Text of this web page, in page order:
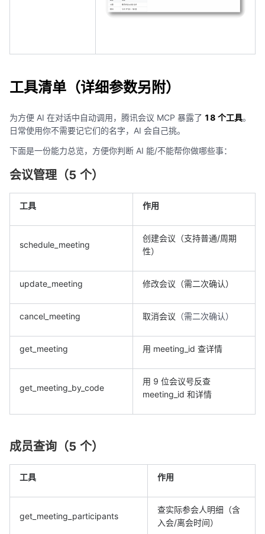
工具清单（详细参数另附）
为方便 AI 在对话中自动调用，腾讯会议 MCP 暴露了 18 个工具。
日常使用你不需要记它们的名字，AI 会自己挑。
下面是一份能力总览，方便你判断 AI 能/不能帮你做哪些事：
会议管理（5 个）
工具 作用
schedule_meeting
创建会议（支持普通/周期
性）
update_meeting 修改会议（需二次确认）
cancel_meeting 取消会议 （需二次确认）
get_meeting 用 meeting_id 查详情
get_meeting_by_code
用 9 位会议号反查
meeting_id 和详情
成员查询（5 个）
工具 作用
get_meeting_participants
查实际参会人明细（含
入会/离会时间）